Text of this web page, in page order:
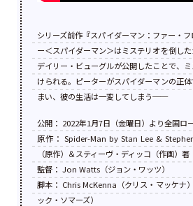
シリーズ前作『スパイダーマン：ファー・
ー＜スパイダーマン＞はミステリオを倒し
デイリー・ビューグルが公開したことで、
けられる。ピーターがスパイダーマンの正
まい、彼の生活は一変してしまう──
公開： 2022年1月7日（金曜日）より全国ロ
原作： Spider-Man by Stan Lee &
（原作）＆スティーヴ・ディッコ（作画）著
監督： Jon Watts（ジョン・ワッツ）
脚本： Chris McKenna（クリス・マッケナ
ック・ソマーズ）